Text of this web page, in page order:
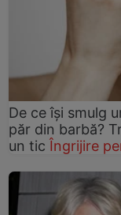
De ce își smulg
păr din barbă?
un tic Îngrijire